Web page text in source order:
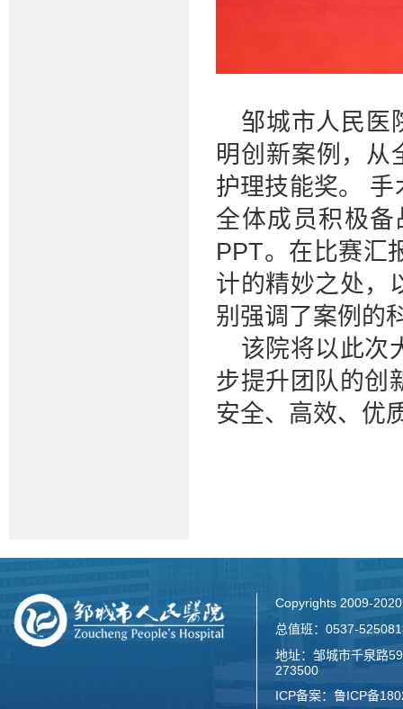
邹城市人民医
明创新案例，从
护理技能奖。
全体成员积极
PPT。在比赛汇
计的精妙之处，
别强调了案例的
该院将以此次
步提升团队的创
安全、高效、优
Copyrights 2009-
总值班：0537-
地址：邹城市千泉路
273500
ICP备案： 鲁ICP备